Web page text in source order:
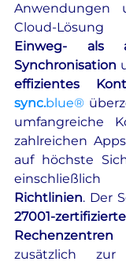
Anwendungen
Einweg- als
Synchronisation
effizientes
sync.blue®
umfangreiche
zahlreichen
auf höchste
Richtlinien. Der
27001-
Rechenzentren
zusätzlich zur